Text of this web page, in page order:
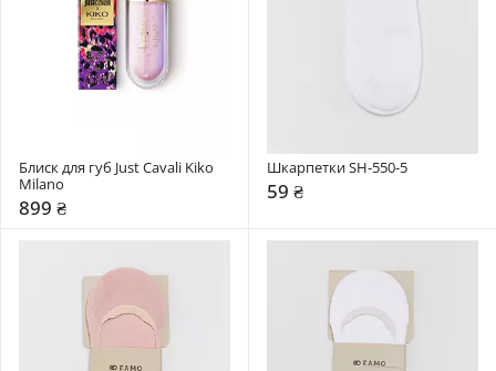
Блиск для губ Just Cavali Kiko
Milano
899 ₴
Шкарпетки SH-550-5
59 ₴